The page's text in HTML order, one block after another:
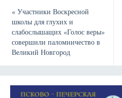
«Участники Воскресной
школы для глухих и
слабослышащих «Голос веры»
совершили паломничество в
Великий Новгород